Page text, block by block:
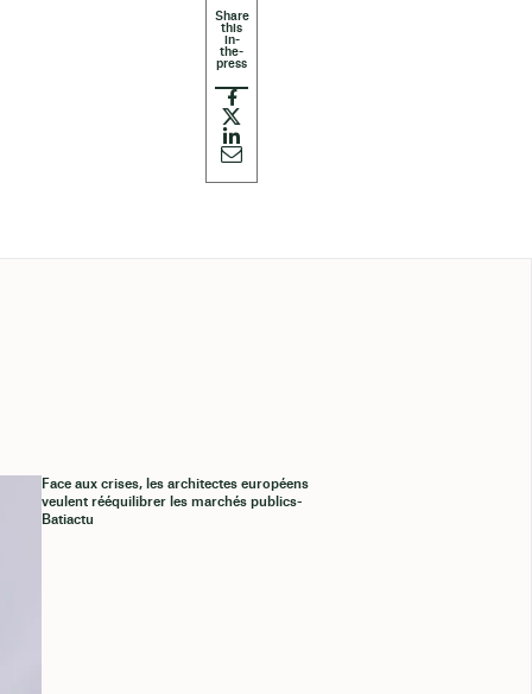
Face aux crises, les architectes européens
veulent rééquilibrer les marchés publics-
Batiactu